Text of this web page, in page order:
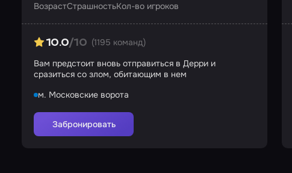
ВозрастСтрашностьКол-во игроков
10.0/10 (1195 команд)
Вам предстоит вновь отправиться в Дерри и
сразиться со злом, обитающим в нем
м. Московские ворота
Забронировать